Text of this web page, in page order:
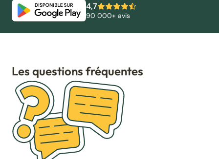
4,7
90 000+ avis
Les questions fréquentes